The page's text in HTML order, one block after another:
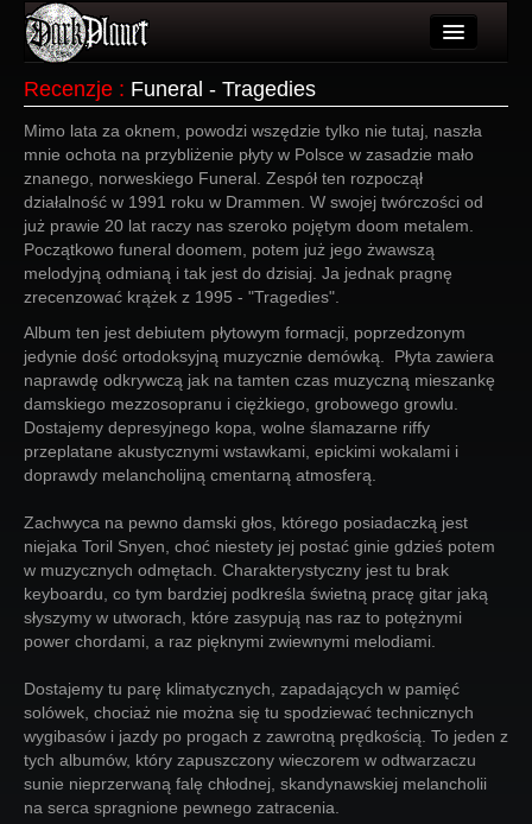
Wydarzenia
Galeria
Forum
Więcej
Login
Recenzje : Funeral - Tragedies
Mimo lata za oknem, powodzi wszędzie tylko nie tutaj, naszła
mnie ochota na przybliżenie płyty w Polsce w zasadzie mało
znanego, norweskiego Funeral. Zespół ten rozpoczął
działalność w 1991 roku w Drammen. W swojej twórczości od
już prawie 20 lat raczy nas szeroko pojętym doom metalem.
Początkowo funeral doomem, potem już jego żwawszą
melodyjną odmianą i tak jest do dzisiaj. Ja jednak pragnę
zrecenzować krążek z 1995 - "Tragedies".
Album ten jest debiutem płytowym formacji, poprzedzonym
jedynie dość ortodoksyjną muzycznie demówką. Płyta zawiera
naprawdę odkrywczą jak na tamten czas muzyczną mieszankę
damskiego mezzosopranu i ciężkiego, grobowego growlu.
Dostajemy depresyjnego kopa, wolne ślamazarne riffy
przeplatane akustycznymi wstawkami, epickimi wokalami i
doprawdy melancholijną cmentarną atmosferą.
Zachwyca na pewno damski głos, którego posiadaczką jest
niejaka Toril Snyen, choć niestety jej postać ginie gdzieś potem
w muzycznych odmętach. Charakterystyczny jest tu brak
keyboardu, co tym bardziej podkreśla świetną pracę gitar jaką
słyszymy w utworach, które zasypują nas raz to potężnymi
power chordami, a raz pięknymi zwiewnymi melodiami.
Dostajemy tu parę klimatycznych, zapadających w pamięć
solówek, chociaż nie można się tu spodziewać technicznych
wygibasów i jazdy po progach z zawrotną prędkością. To jeden z
tych albumów, który zapuszczony wieczorem w odtwarzaczu
sunie nieprzerwaną falę chłodnej, skandynawskiej melancholii
na serca spragnione pewnego zatracenia.